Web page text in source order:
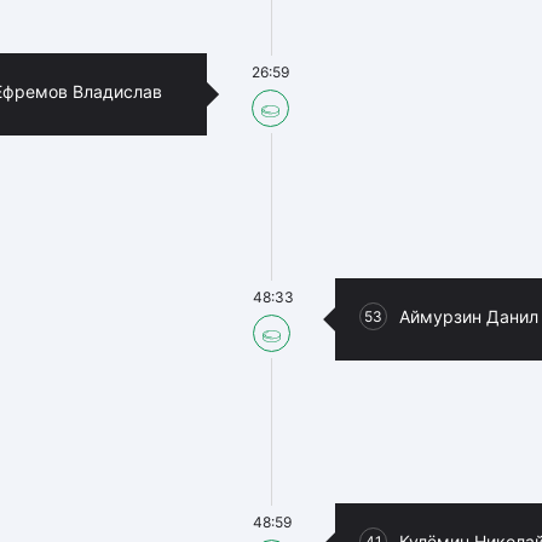
Владислав
26:59
53 Аймурзин Данил
48:33
48:59